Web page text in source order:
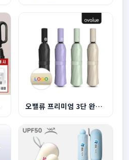
오밸류 프리미엄 3단 완전자동 양우산